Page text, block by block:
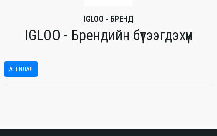
IGLOO - БРЕНД
IGLOO - Брендийн бүтээгдэхүүн
АНГИЛАЛ